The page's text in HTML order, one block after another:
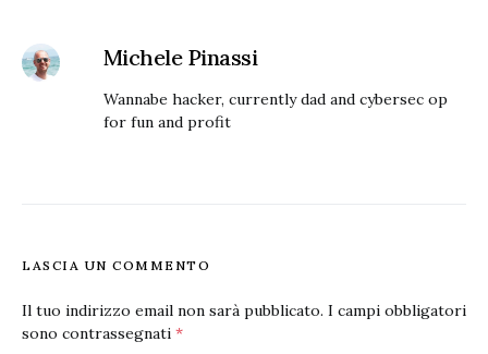
Michele Pinassi
Wannabe hacker, currently dad and cybersec op
for fun and profit
LASCIA UN COMMENTO
Il tuo indirizzo email non sarà pubblicato. I campi obbligatori
sono contrassegnati *